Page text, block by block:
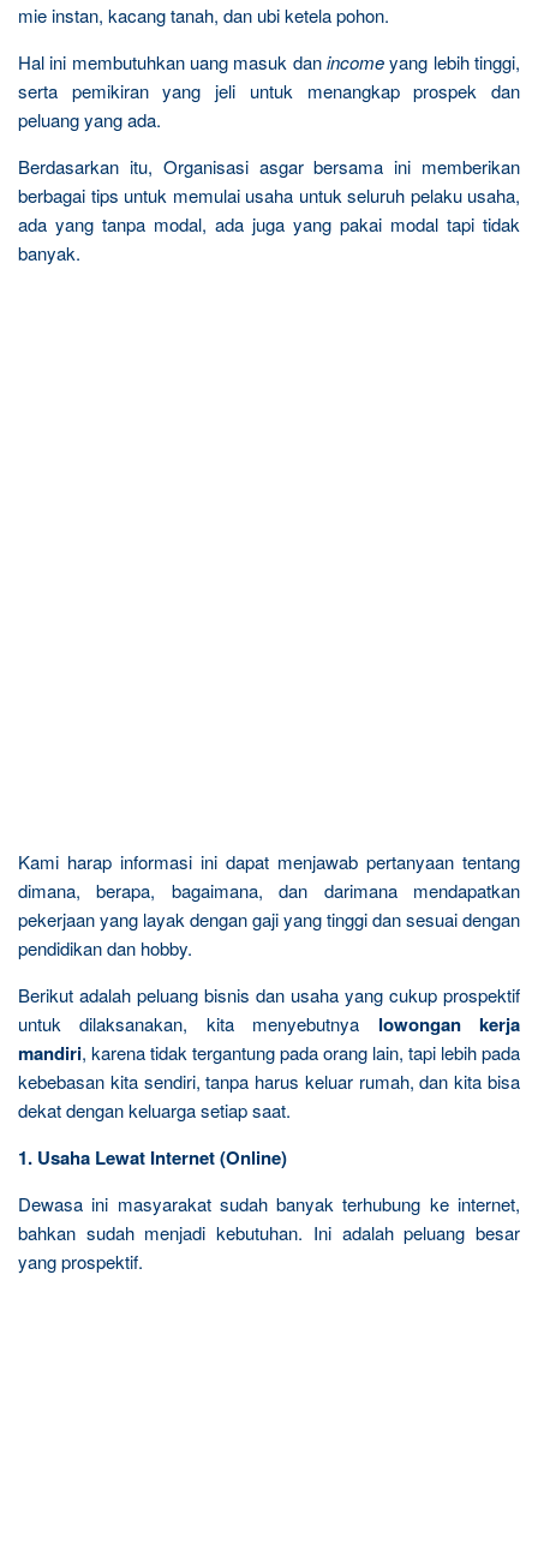
mie instan, kacang tanah, dan ubi ketela pohon.
Hal ini membutuhkan uang masuk danincomeyang lebih tinggi,
serta pemikiran yang jeli untuk menangkap prospek dan
peluang yang ada.
Berdasarkan itu, Organisasi asgar bersama ini memberikan
berbagai tips untuk memulai usaha untuk seluruh pelaku usaha,
ada yang tanpa modal, ada juga yang pakai modal tapi tidak
banyak.
Kami harap informasi ini dapat menjawab pertanyaan tentang
dimana, berapa, bagaimana, dan darimana mendapatkan
pekerjaan yang layak dengan gaji yang tinggi dan sesuai dengan
pendidikan dan hobby.
Berikut adalah peluang bisnis dan usaha yang cukup prospektif
untuk dilaksanakan, kita menyebutnya lowongan kerja
mandiri, karena tidak tergantung pada orang lain, tapi lebih pada
kebebasan kita sendiri, tanpa harus keluar rumah, dan kita bisa
dekat dengan keluarga setiap saat.
1. Usaha Lewat Internet (Online)
Dewasa ini masyarakat sudah banyak terhubung ke internet,
bahkan sudah menjadi kebutuhan. Ini adalah peluang besar
yang prospektif.